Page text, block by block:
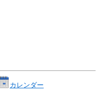
カレンダー